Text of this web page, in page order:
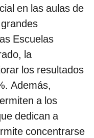
en las aulas de
Escuelas
la
los resultados
Además,
a los
dedican a
concentrarse